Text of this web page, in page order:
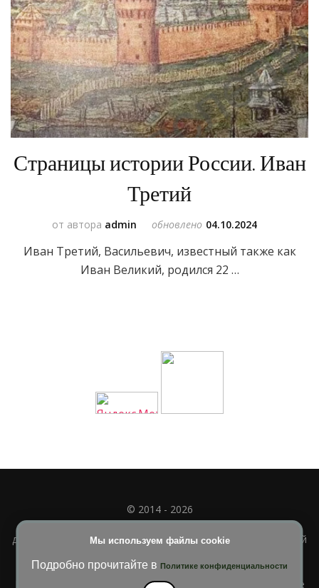
Страницы истории России. Иван
Третий
от автора admin обновлено 04.10.2024
Иван Третий, Васильевич, известный также как
Иван Великий, родился 22 …
Мы используем файлы cookie
Подробно прочитайте в Политике конфиденциальности
© 2014 - 2026
Полное или частичное использование материала
допускается только при наличии активной и индексируемой
Blossom Diva | РазработанаТемы Blossom . На платформе